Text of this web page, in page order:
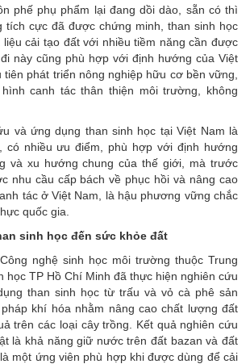
phế phụ phẩm lại đang dồi dào, sẵn có thì
tích cực đã được chứng minh, than sinh học
cải tạo đất với nhiều tiềm năng cần được
này cũng phù hợp với định hướng của Việt
tiên phát triển nông nghiệp hữu cơ bền vững,
canh tác thân thiện môi trường, không
và ứng dụng than sinh học tại Việt Nam là
có nhiều ưu điểm, phù hợp với định hướng
và xu hướng chung của thế giới, mà trước
nhu cầu cấp bách về phục hồi và nâng cao
tác ở Việt Nam, là hậu phương vững chắc
quốc gia.
sinh học đến sức khỏe đất
nghệ sinh học môi trường thuộc Trung
học TP Hồ Chí Minh đã thực hiện nghiên cứu
than sinh học từ trấu và vỏ cà phê sản
khí hóa nhằm nâng cao chất lượng đất
trên các loại cây trồng. Kết quả nghiên cứu
là khả năng giữ nước trên đất bazan và đất
một ứng viên phù hợp khi được dùng để cải